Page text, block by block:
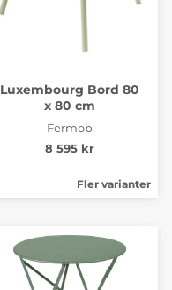
Luxembourg Bord 80
x 80 cm
Fermob
8 595 kr
Fler varianter